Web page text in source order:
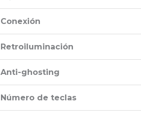
Conexión
Retroiluminación
Anti-ghosting
Número de teclas